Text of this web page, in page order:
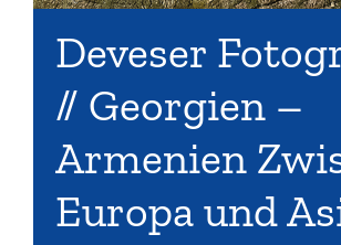
Deveser
// Georgien –
Armenien
Europa und